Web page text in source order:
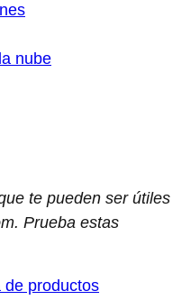
nube
te pueden ser útiles
Prueba estas
de productos